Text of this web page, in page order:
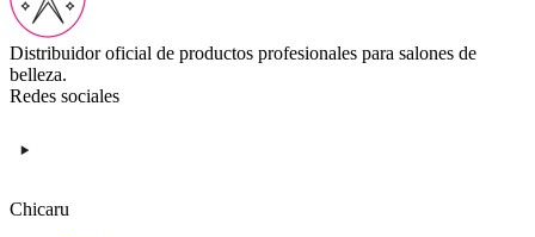
Distribuidor oficial de productos profesionales para salones de
belleza.
Redes sociales
Chicaru